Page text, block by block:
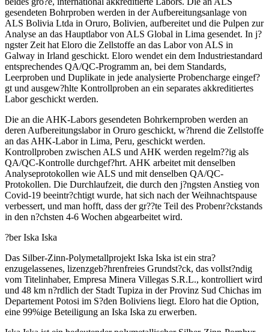
gesendeten Bohrproben werden in der Aufbereitungsanlage von
ALS Bolivia Ltda in Oruro, Bolivien, aufbereitet und die Pulpen zur
Analyse an das Hauptlabor von ALS Global in Lima gesendet. In j?
ngster Zeit hat Eloro die Zellstoffe an das Labor von ALS in
Galway in Irland geschickt. Eloro wendet ein dem Industriestandard
entsprechendes QA/QC-Programm an, bei dem Standards,
Leerproben und Duplikate in jede analysierte Probencharge eingef?
gt und ausgew?hlte Kontrollproben an ein separates akkreditiertes
Labor geschickt werden.
Die an die AHK-Labors gesendeten Bohrkernproben werden an
deren Aufbereitungslabor in Oruro geschickt, w?hrend die Zellstoffe
an das AHK-Labor in Lima, Peru, geschickt werden.
Kontrollproben zwischen ALS und AHK werden regelm??ig als
QA/QC-Kontrolle durchgef?hrt. AHK arbeitet mit denselben
Analyseprotokollen wie ALS und mit denselben QA/QC-
Protokollen. Die Durchlaufzeit, die durch den j?ngsten Anstieg von
Covid-19 beeintr?chtigt wurde, hat sich nach der Weihnachtspause
verbessert, und man hofft, dass der gr??te Teil des Probenr?ckstands
in den n?chsten 4-6 Wochen abgearbeitet wird.
?ber Iska Iska
Das Silber-Zinn-Polymetallprojekt Iska Iska ist ein stra?
enzugelassenes, lizenzgeb?hrenfreies Grundst?ck, das vollst?ndig
vom Titelinhaber, Empresa Minera Villegas S.R.L., kontrolliert wird
und 48 km n?rdlich der Stadt Tupiza in der Provinz Sud Chichas im
Departement Potosi im S?den Boliviens liegt. Eloro hat die Option,
eine 99%ige Beteiligung an Iska Iska zu erwerben.